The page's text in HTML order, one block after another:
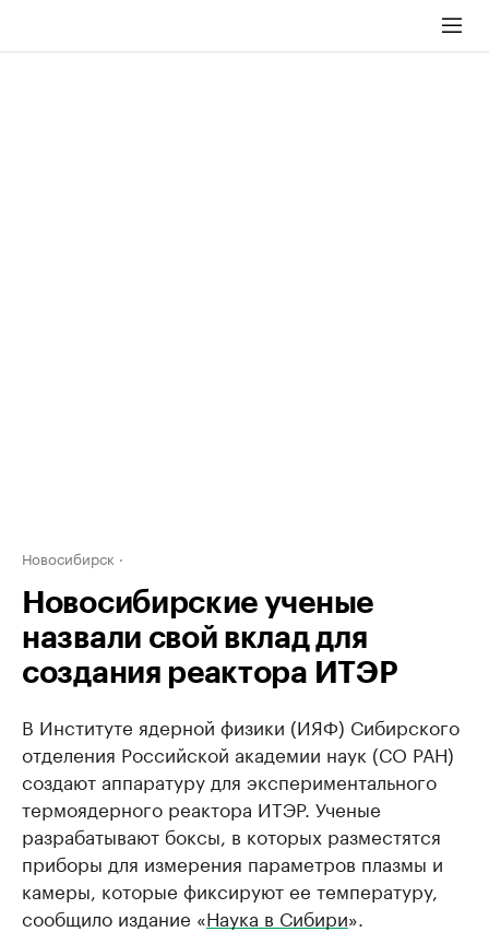
Новосибирск
Новосибирские ученые
назвали свой вклад для
создания реактора ИТЭР
В Институте ядерной физики (ИЯФ) Сибирского
отделения Российской академии наук (СО РАН)
создают аппаратуру для экспериментального
термоядерного реактора ИТЭР. Ученые
разрабатывают боксы, в которых разместятся
приборы для измерения параметров плазмы и
камеры, которые фиксируют ее температуру,
сообщило издание «Наука в Сибири».